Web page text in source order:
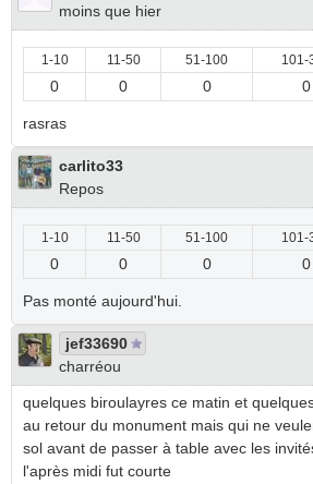
moins que hier
1-10 11-50 51-100 101-
0 0 0 0
rasras
carlito33
Repos
1-10 11-50 51-100 101-
0 0 0 0
Pas monté aujourd'hui.
jef33690
charréou
quelques biroulayres ce matin et
au retour du monument mais qui ne
sol avant de passer à table avec les
l'après midi fut courte